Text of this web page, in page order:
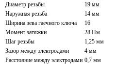
Диаметр резьбы
19 мм
Наружная резьба
14 мм
Ширина зева гаечного ключа
16
Момент затяжки
28 Нм
Шаг резьбы
1,25 мм
Зазор между электродами
4 мм
Расстояние между электродами 0,7 мм